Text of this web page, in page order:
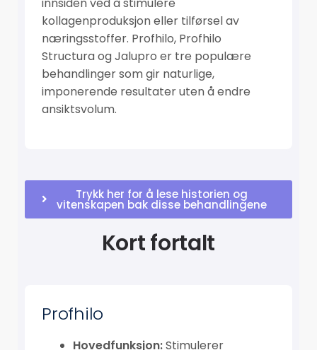
innsiden ved å stimulere
kollagenproduksjon eller tilførsel av
næringsstoffer. Profhilo, Profhilo
Structura og Jalupro er tre populære
behandlinger som gir naturlige,
imponerende resultater uten å endre
ansiktsvolum.
Trykk her for å lese historien og
vitenskapen bak disse behandlingene
Kort fortalt
Profhilo
Hovedfunksjon:Stimulerer